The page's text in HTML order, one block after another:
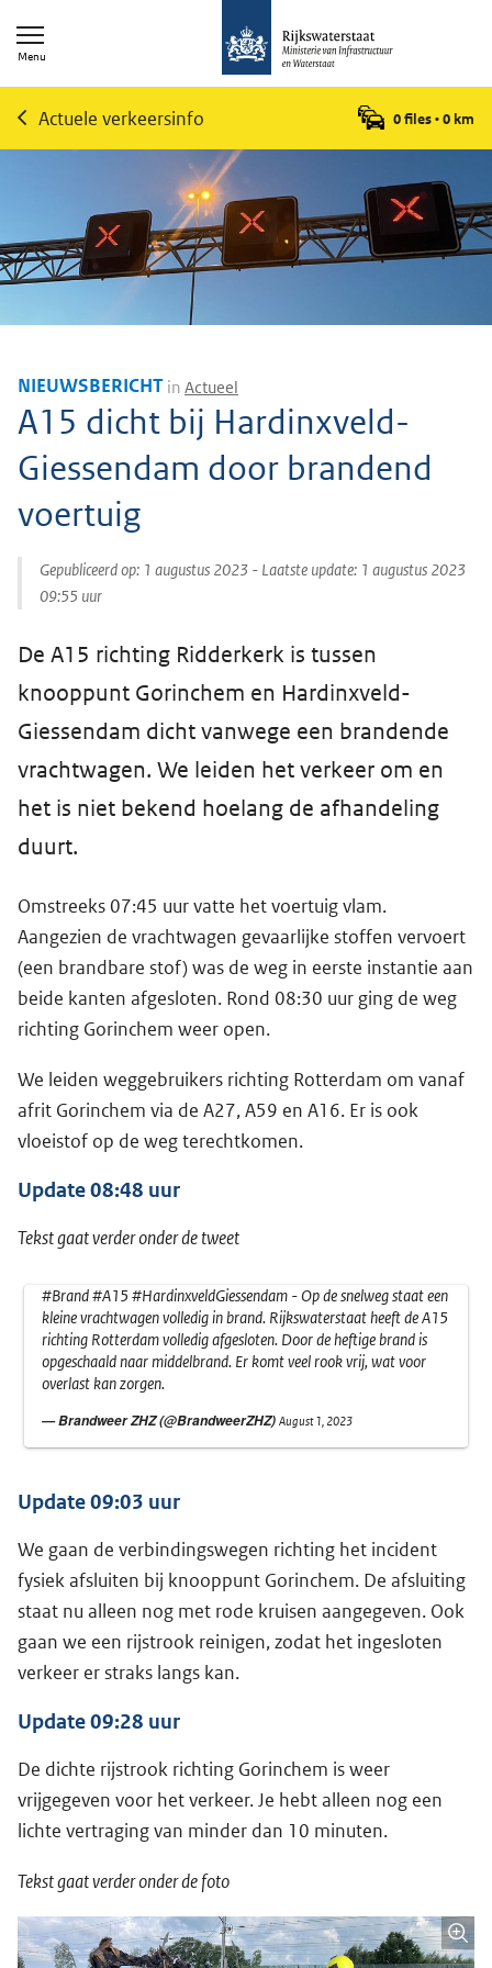
Menu
Actuele verkeersinfo 0 files•0 km
NIEUWSBERICHT in Actueel
A15 dicht bij Hardinxveld-
Giessendam door brandend
voertuig
Gepubliceerd op: 1 augustus 2023 - Laatste update: 1 augustus 2023
09:55 uur
De A15 richting Ridderkerk is tussen
knooppunt Gorinchem en Hardinxveld-
Giessendam dicht vanwege een brandende
vrachtwagen. We leiden het verkeer om en
het is niet bekend hoelang de afhandeling
duurt.
Omstreeks 07:45 uur vatte het voertuig vlam.
Aangezien de vrachtwagen gevaarlijke stoffen vervoert
(een brandbare stof) was de weg in eerste instantie aan
beide kanten afgesloten. Rond 08:30 uur ging de weg
richting Gorinchem weer open.
We leiden weggebruikers richting Rotterdam om vanaf
afrit Gorinchem via de A27, A59 en A16. Er is ook
vloeistof op de weg terechtkomen.
Update 08:48 uur
Tekst gaat verder onder de tweet
#Brand#A15 #HardinxveldGiessendam - Op de snelweg staat een
kleine vrachtwagen volledig in brand. Rijkswaterstaat heeft de A15
richting Rotterdam volledig afgesloten. Door de heftige brand is
opgeschaald naar middelbrand. Er komt veel rook vrij, wat voor
overlast kan zorgen.
— Brandweer ZHZ (@BrandweerZHZ)August 1, 2023
Update 09:03 uur
We gaan de verbindingswegen richting het incident
fysiek afsluiten bij knooppunt Gorinchem. De afsluiting
staat nu alleen nog met rode kruisen aangegeven. Ook
gaan we een rijstrook reinigen, zodat het ingesloten
verkeer er straks langs kan.
Update 09:28 uur
De dichte rijstrook richting Gorinchem is weer
vrijgegeven voor het verkeer. Je hebt alleen nog een
lichte vertraging van minder dan 10 minuten.
Tekst gaat verder onder de foto